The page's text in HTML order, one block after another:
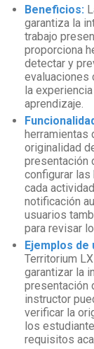
Beneficios:
garantiza la
trabajo
proporciona
detectar y
evaluaciones
la
aprendizaje.
herramientas
originalidad
presentación
configurar
cada
notificación
usuarios
para revisar
Ejemplos de
Territorium
garantizar la
presentación
instructor
verificar la
los
requisitos